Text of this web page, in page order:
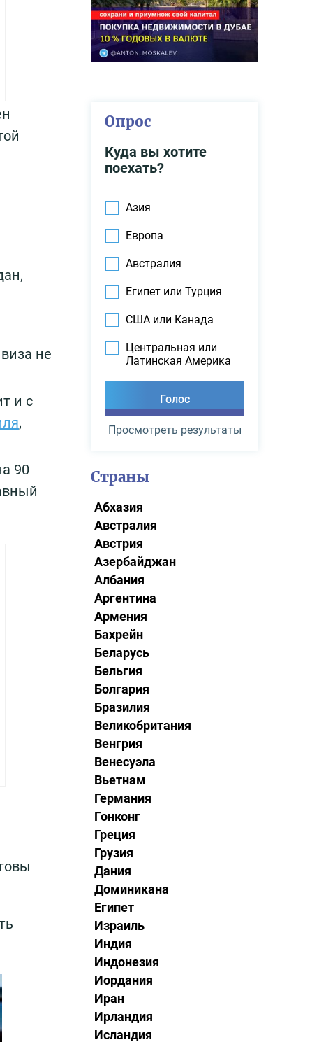
не
и с
,
90
Опрос
Куда вы хотите
поехать?
Азия
Европа
Австралия
Египет или Турция
США или Канада
Центральная или
Латинская Америка
Просмотреть результаты
Страны
Абхазия
Австралия
Австрия
Азербайджан
Албания
Аргентина
Армения
Бахрейн
Беларусь
Бельгия
Болгария
Бразилия
Великобритания
Венгрия
Венесуэла
Вьетнам
Германия
Гонконг
Греция
Грузия
Дания
Доминикана
Египет
Израиль
Индия
Индонезия
Иордания
Иран
Ирландия
Исландия